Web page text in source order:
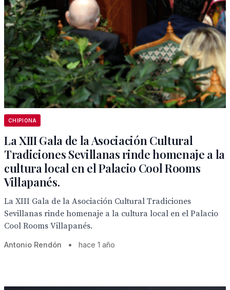
CHIPIONA
La XIII Gala de la Asociación Cultural
Tradiciones Sevillanas rinde homenaje a la
cultura local en el Palacio Cool Rooms
Villapanés.
La XIII Gala de la Asociación Cultural Tradiciones
Sevillanas rinde homenaje a la cultura local en el Palacio
Cool Rooms Villapanés.
Antonio Rendón • hace 1 año